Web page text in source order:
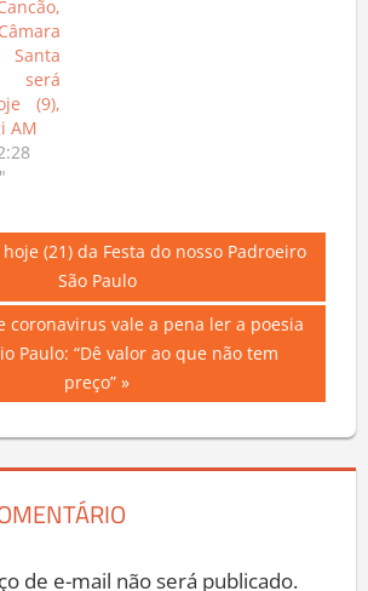
(9),
AM
(21) da Festa do nosso Padroeiro
São Paulo
coronavirus vale a pena ler a poesia
Paulo: “Dê valor ao que não tem
preço”